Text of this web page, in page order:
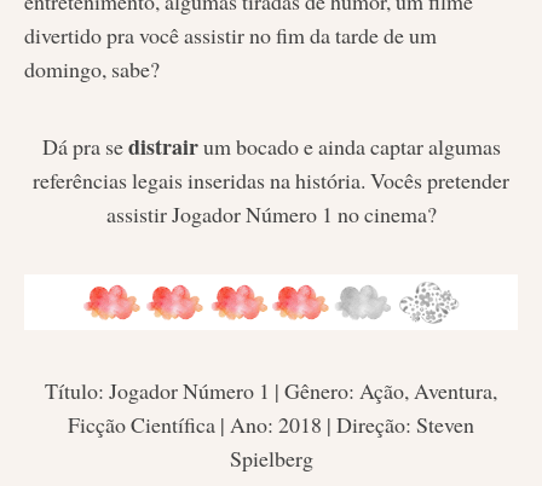
divertido pra você assistir no fim da tarde de um
domingo, sabe?
Dá pra sedistrairum bocado e ainda captar algumas
referências legais inseridas na história. Vocês pretender
assistir Jogador Número 1 no cinema?
Título: Jogador Número 1 | Gênero: Ação, Aventura,
Ficção Científica | Ano: 2018 | Direção: Steven
Spielberg